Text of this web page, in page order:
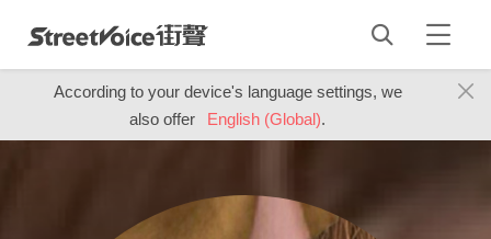
According to your device's language settings, we
also offer
English (Global).